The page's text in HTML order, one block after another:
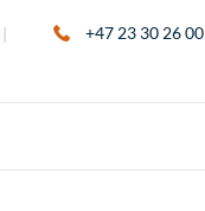
+47 23 30 26 00